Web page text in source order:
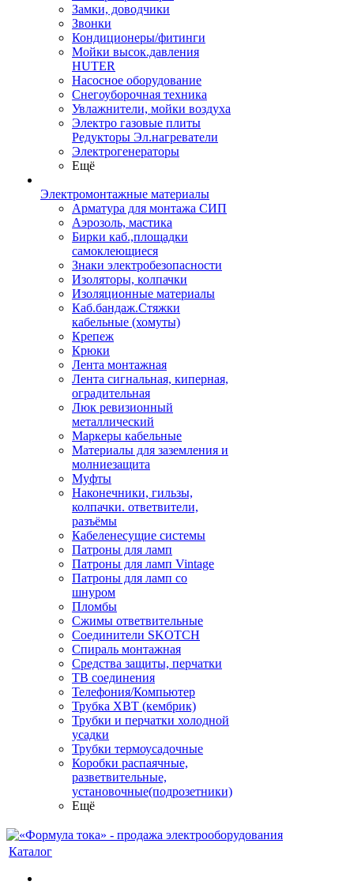
Замки, доводчики
Звонки
Кондиционеры/фитинги
Мойки высок.давления
HUTER
Насосное оборудование
Снегоуборочная техника
Увлажнители, мойки воздуха
Электро газовые плиты
Редукторы Эл.нагреватели
Электрогенераторы
Ещё
Электромонтажные материалы
Арматура для монтажа СИП
Аэрозоль, мастика
Бирки каб.,площадки
самоклеющиеся
Знаки электробезопасности
Изоляторы, колпачки
Изоляционные материалы
Каб.бандаж.Стяжки
кабельные (хомуты)
Крепеж
Крюки
Лента монтажная
Лента сигнальная, киперная,
оградительная
Люк ревизионный
металлический
Маркеры кабельные
Материалы для заземления и
молниезащита
Муфты
Наконечники, гильзы,
колпачки. ответвители,
разъёмы
Кабеленесущие системы
Патроны для ламп
Патроны для ламп Vintage
Патроны для ламп со
шнуром
Пломбы
Сжимы ответвительные
Соединители SKOTCH
Спираль монтажная
Средства защиты, перчатки
ТВ соединения
Телефония/Компьютер
Трубка ХВТ (кембрик)
Трубки и перчатки холодной
усадки
Трубки термоусадочные
Коробки распаячные,
разветвительные,
установочные(подрозетники)
Ещё
Каталог